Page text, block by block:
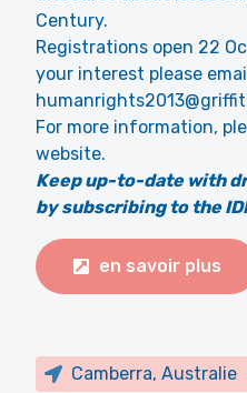
Century.
Registrations open 22
your interest please
For more information,
website.
Keep up-to-date with
by subscribing to the
en savoir plus
Camberra, Australie